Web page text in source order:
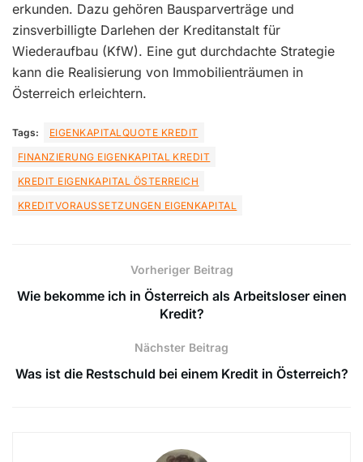
erkunden. Dazu gehören Bausparverträge und
zinsverbilligte Darlehen der Kreditanstalt für
Wiederaufbau (KfW). Eine gut durchdachte Strategie
kann die Realisierung von Immobilienträumen in
Österreich erleichtern.
Tags:
EIGENKAPITALQUOTE KREDIT
FINANZIERUNG EIGENKAPITAL KREDIT
KREDIT EIGENKAPITAL ÖSTERREICH
KREDITVORAUSSETZUNGEN EIGENKAPITAL
Vorheriger Beitrag
Wie bekomme ich in Österreich als Arbeitsloser einen
Kredit?
Nächster Beitrag
Was ist die Restschuld bei einem Kredit in Österreich?